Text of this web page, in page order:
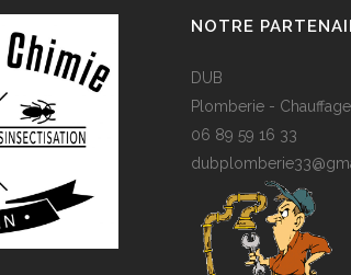
NOTRE
DUB
Plomberie -
06 89 59 16 33